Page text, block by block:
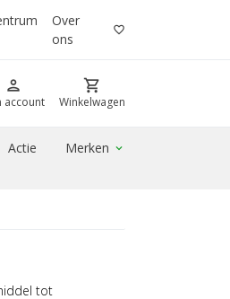
Over
ons
favorite_border
person
account
shopping_cart
Winkelwagen
Actie Merken expand_more
tot